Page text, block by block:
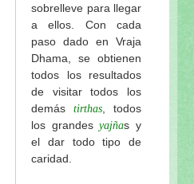
sobrelleve para llegar
a ellos. Con cada
paso dado en Vraja
Dhama, se obtienen
todos los resultados
de visitar todos los
demás tirthas , todos
los grandes yajñas y
el dar todo tipo de
caridad.